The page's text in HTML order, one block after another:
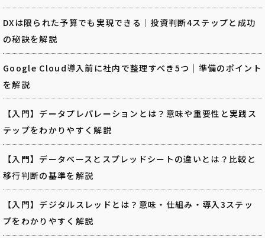
DXは限られた予算でも実現できる｜投資判断4ステップと成功
の秘訣を解説
Google Cloud導入前に社内で整理すべき5つ｜準備のポイント
を解説
【入門】データプレパレーションとは？意味や重要性と実践ス
テップをわかりやすく解説
【入門】データベースとスプレッドシートの違いとは？比較と
移行判断の基準を解説
【入門】デジタルスレッドとは？意味・仕組み・導入3ステッ
プをわかりやすく解説